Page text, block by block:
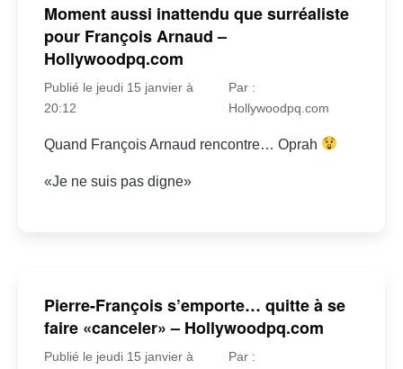
Moment aussi inattendu que surréaliste
pour François Arnaud –
Hollywoodpq.com
Publié le jeudi 15 janvier à
20:12
Par :
Hollywoodpq.com
Quand François Arnaud rencontre… Oprah
«Je ne suis pas digne»
Pierre-François s’emporte… quitte à se
faire «canceler» – Hollywoodpq.com
Publié le jeudi 15 janvier à
Par :